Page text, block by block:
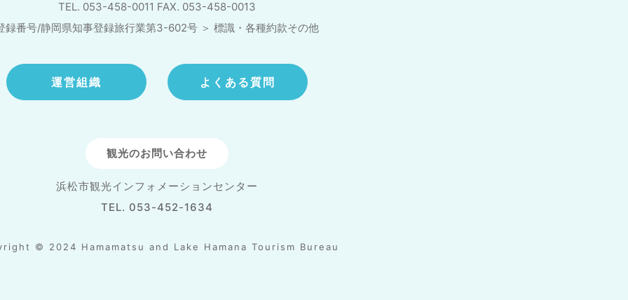
TEL. 053-458-0011 FAX. 053-458-0013
録番号/静岡県知事登録旅行業第3-602号 ＞ 標識・各種約款その他
運営組織 よくある質問
観光のお問い合わせ
浜松市観光インフォメーションセンター
TEL. 053-452-1634
© 2024 Hamamatsu and Lake Hamana Tourism Bureau